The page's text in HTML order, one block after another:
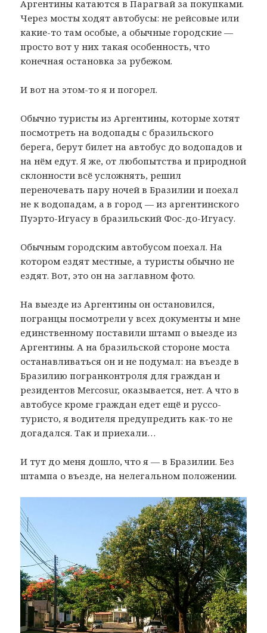
Аргентины катаются в Парагвай за покупками.
Через мосты ходят автобусы: не рейсовые или
какие-то там особые, а обычные городские —
просто вот у них такая особенность, что
конечная остановка за рубежом.
И вот на этом-то я и погорел.
Обычно туристы из Аргентины, которые хотят
посмотреть на водопады с бразильского
берега, берут билет на автобус до водопадов и
на нём едут. Я же, от любопытства и природной
склонности всё усложнять, решил
переночевать пару ночей в Бразилии и поехал
не к водопадам, а в город — из аргентинского
Пуэрто-Игуасу в бразильский Фос-до-Игуасу.
Обычным городским автобусом поехал. На
котором ездят местные, а туристы обычно не
ездят. Вот, это он на заглавном фото.
На выезде из Аргентины он остановился,
погранцы посмотрели у всех документы и мне
единственному поставили штамп о выезде из
Аргентины. А на бразильской стороне моста
останавливаться он и не подумал: на въезде в
Бразилию погранконтроля для граждан и
резидентов Mercosur, оказывается, нет. А что в
автобусе кроме граждан едет ещё и руссо-
туристо, я водителя предупредить как-то не
догадался. Так и приехали…
И тут до меня дошло, что я — в Бразилии. Без
штампа о въезде, на нелегальном положении.